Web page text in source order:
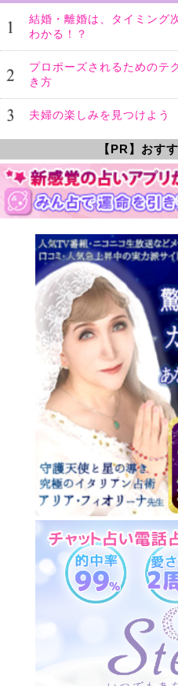
結婚・離婚は、タイミング
わかる！？
プロポーズされるためのテ
き方
夫婦の楽しみを見つけよう
【PR】おす